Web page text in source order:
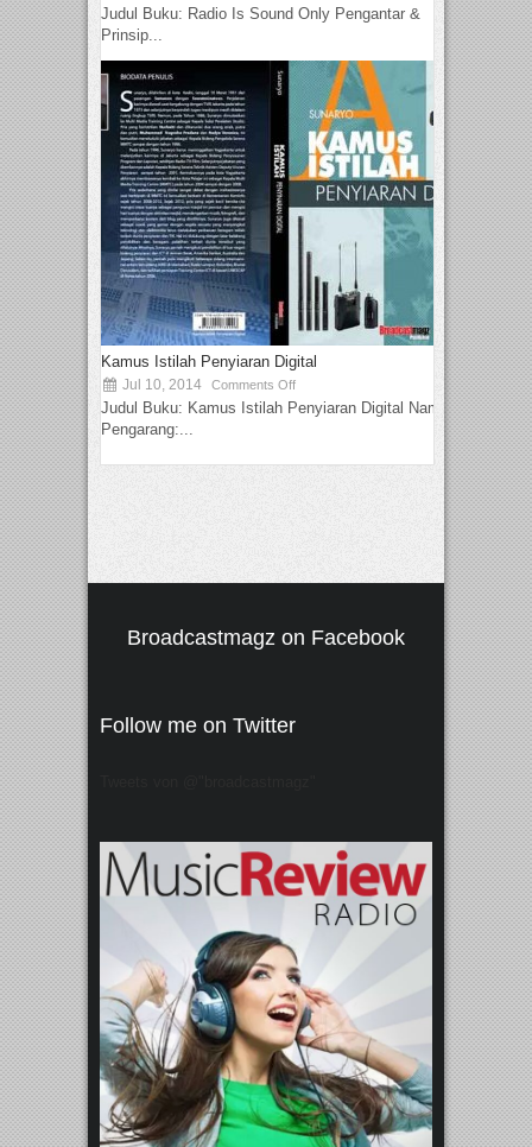
Judul Buku: Radio Is Sound Only Pengantar &
Prinsip...
Kamus Istilah Penyiaran Digital
Jul 10, 2014 Comments Off
Judul Buku: Kamus Istilah Penyiaran Digital Nama
Pengarang:...
Broadcastmagz on Facebook
Follow me on Twitter